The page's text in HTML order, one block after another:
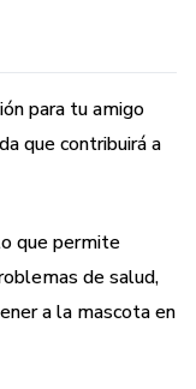
de alerta para
mascota y forja un
'Manual Básico
para tu amigo
que contribuirá a
que permite
de salud,
a la mascota en